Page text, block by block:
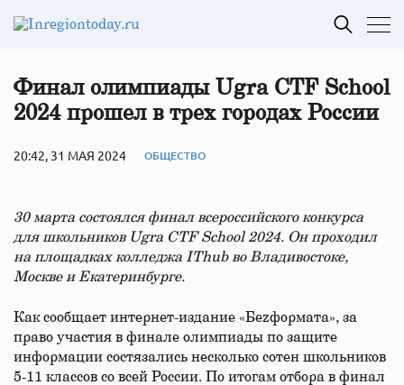
Финал олимпиады Ugra CTF School
2024 прошел в трех городах России
20:42, 31 МАЯ 2024 ОБЩЕСТВО
30 марта состоялся финал всероссийского конкурса
для школьников Ugra CTF School 2024. Он проходил
на площадках колледжа IThub во Владивостоке,
Москве и Екатеринбурге.
Как сообщает интернет-издание «Беzформата», за
право участия в финале олимпиады по защите
информации состязались несколько сотен школьников
5-11 классов со всей России. По итогам отбора в финал